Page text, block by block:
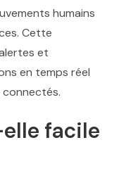
humains
Cette
et
en temps réel
connectés.
facile